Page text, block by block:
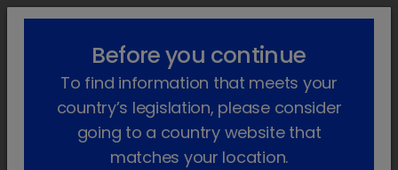
lock_outline search menu
Produtos
Farmacêutico
Cavalo Só com receita veterinária
Dilaterol
Voltar atrás
Dilaterol
Before you continue
To find information that meets your
country’s legislation, please consider
going to a country website that
matches your location.